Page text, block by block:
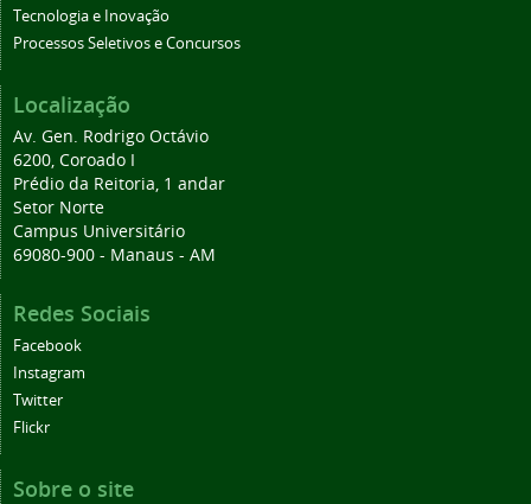
Tecnologia e Inovação
Processos Seletivos e Concursos
Localização
Av. Gen. Rodrigo Octávio
6200, Coroado I
Prédio da Reitoria, 1 andar
Setor Norte
Campus Universitário
69080-900 - Manaus - AM
Redes Sociais
Facebook
Instagram
Twitter
Flickr
Sobre o site